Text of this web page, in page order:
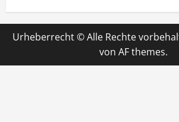
Urheberrecht © Alle Rechte
von AF themes.